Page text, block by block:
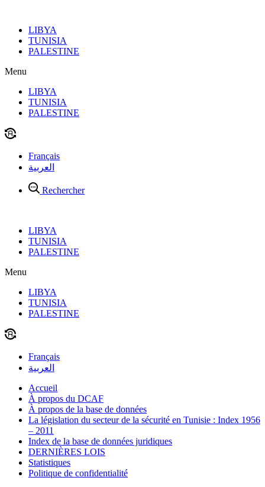
contenuLIBYA
TUNISIA
PALESTINE
Menu
LIBYA
TUNISIA
PALESTINE
Français
العربية
Rechercher
LIBYA
TUNISIA
PALESTINE
Menu
LIBYA
TUNISIA
PALESTINE
Français
العربية
Accueil
À propos du DCAF
À propos de la base de données
La législation du secteur de la sécurité en Tunisie : Index 1956
– 2011
Index de la base de données juridiques
DERNIÈRES LOIS
Statistiques
Politique de confidentialité